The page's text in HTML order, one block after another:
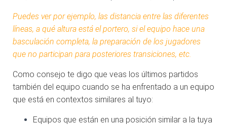
Puedes ver por ejemplo, las distancia entre las diferentes
líneas, a qué altura está el portero, si el equipo hace una
basculación completa, la preparación de los jugadores
que no participan para posteriores transiciones, etc.
Como consejo te digo que veas los últimos partidos
también del equipo cuando se ha enfrentado a un equipo
que está en contextos similares al tuyo:
Equipos que están en una posición similar a la tuya